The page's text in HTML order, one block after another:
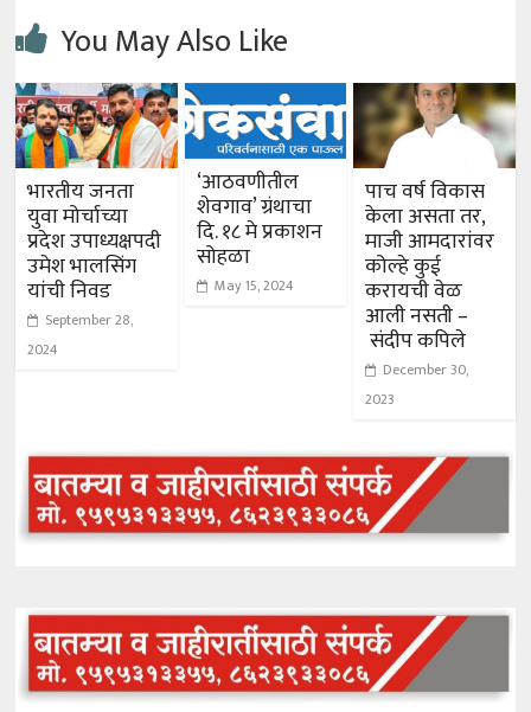
You May Also Like
भारतीय जनता
युवा मोर्चाच्या
प्रदेश उपाध्यक्षपदी
उमेश भालसिंग
यांची निवड
September 28,
2024
‘आठवणीतील
शेवगाव’ ग्रंथाचा
दि. १८ मे प्रकाशन
सोहळा
May 15, 2024
पाच वर्ष विकास
केला असता तर,
माजी आमदारांवर
कोल्हे कुई
करायची वेळ
आली नसती –
संदीप कपिले
December 30,
2023